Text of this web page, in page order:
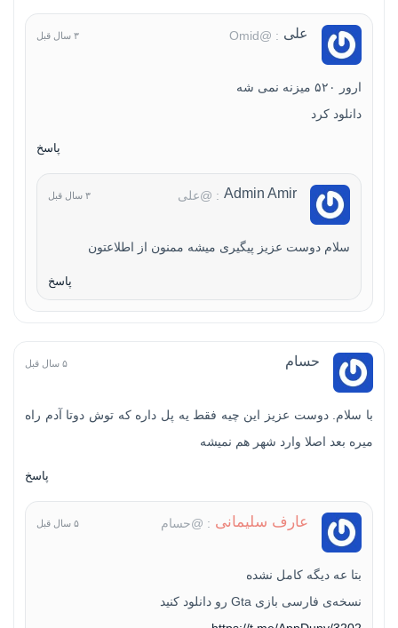
علی : @Omid ۳ سال قبل
ارور ۵۲۰ میزنه نمی شه
دانلود کرد
پاسخ
Admin Amir : @علی ۳ سال قبل
سلام دوست عزیز پیگیری میشه ممنون از اطلاعتون
پاسخ
حسام ۵ سال قبل
با سلام. دوست عزیز این چیه فقط یه پل داره که توش دوتا آدم راه
میره بعد اصلا وارد شهر هم نمیشه
پاسخ
عارف سلیمانی : @حسام ۵ سال قبل
بتا عه دیگه کامل نشده
نسخه‌ی فارسی بازی Gta رو دانلود کنید